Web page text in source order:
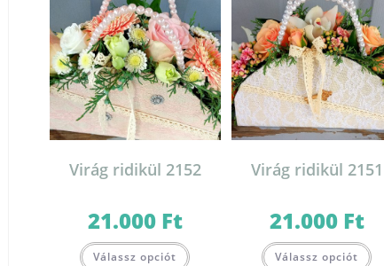
Virág ridikül 2152
21.000 Ft
Válassz opciót
Virág ridikül 2151
21.000 Ft
Válassz opciót